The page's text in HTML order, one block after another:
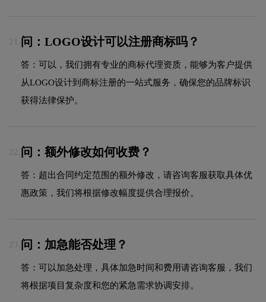
21. 问：LOGO设计可以注册商标吗？
答：可以，我们拥有专业的商标代理资质，能够为客户提供
从LOGO设计到商标注册的一站式服务，确保您的品牌标识
获得法律保护。
22. 问：额外修改如何收费？
答：超出合同约定范围的额外修改，请咨询客服获取具体优
惠政策，我们将根据修改幅度提供合理报价。
23. 问：加急能否处理？
答：可以加急处理，具体加急时间和费用请咨询客服，我们
将根据项目复杂度和您的紧急需求协调安排。